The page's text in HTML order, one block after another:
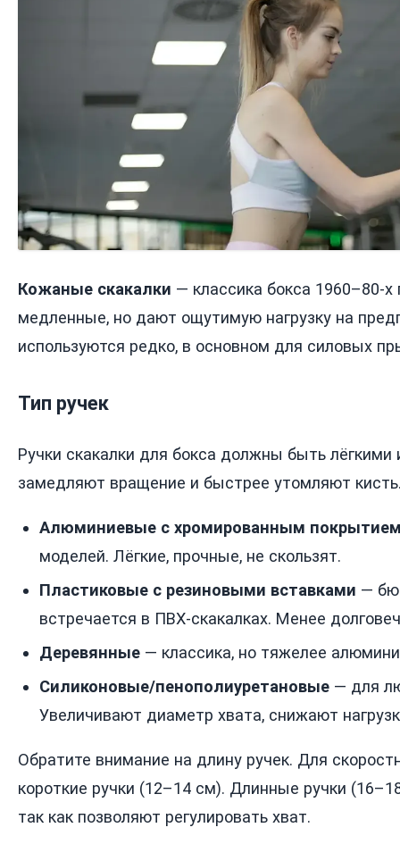
Кожаные скакалки — классика бокса 1960–80-
медленные, но дают ощутимую нагрузку на
используются редко, в основном для силовых
Тип ручек
Ручки скакалки для бокса должны быть
замедляют вращение и быстрее утомляют
Алюминиевые с хромированным
моделей. Лёгкие, прочные, не скользят.
Пластиковые с резиновыми вставками —
встречается в ПВХ-скакалках. Менее
Деревянные — классика, но тяжелее
Силиконовые/пенополиуретановые — для
Увеличивают диаметр хвата, снижают
Обратите внимание на длину ручек. Для
короткие ручки (12–14 см). Длинные ручки
так как позволяют регулировать хват.